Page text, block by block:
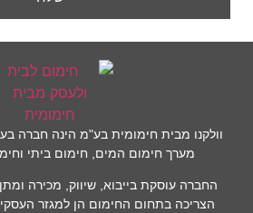
וולקנו מבית חימומית בע"מ הינה חברה
מערך חימום המים, חימום ביתי
החברה עוסקת בייבוא, שיווק, מכירה
הצריכה בתחום החימום הן למגזר העסקי